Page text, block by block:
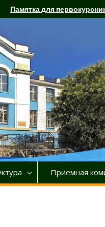
Памятка для
Приемная